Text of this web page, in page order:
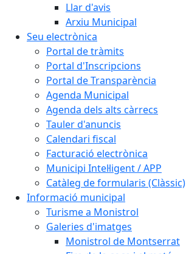
Llar d'avis
Arxiu Municipal
Seu electrònica
Portal de tràmits
Portal d'Inscripcions
Portal de Transparència
Agenda Municipal
Agenda dels alts càrrecs
Tauler d'anuncis
Calendari fiscal
Facturació electrònica
Municipi Intel·ligent / APP
Catàleg de formularis (Clàssic)
Informació municipal
Turisme a Monistrol
Galeries d'imatges
Monistrol de Montserrat